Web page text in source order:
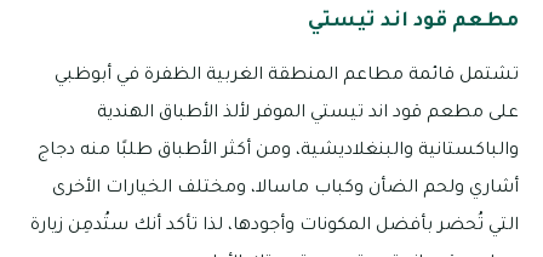
مطعم قود اند تيستي
تشتمل قائمة مطاعم المنطقة الغربية الظفرة في أبوظبي
على مطعم قود اند تيستي الموفر لألذ الأطباق الهندية
والباكستانية والبنغلاديشية، ومن أكثر الأطباق طلبًا منه دجاج
أشاري ولحم الضأن وكباب ماسالا، ومختلف الخيارات الأخرى
التي تُحضر بأفضل المكونات وأجودها، لذا تأكد أنك ستُدمِن زيارة